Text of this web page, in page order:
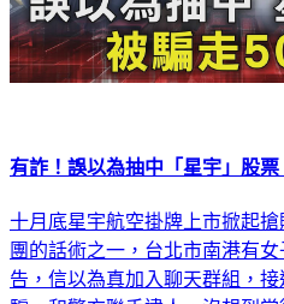
有詐！誤以為抽中「星宇」股
十月底星宇航空掛牌上市掀起
團的話術之一，台北市南港有
告，信以為真加入聊天群組，